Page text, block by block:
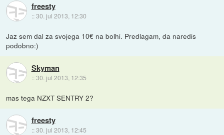
freesty
::30. jul 2013, 12:30
Jaz sem dal za svojega 10€ na bolhi. Predlagam, da naredis
podobno:)
Skyman
::30. jul 2013, 12:35
mas tega NZXT SENTRY 2?
freesty
::30. jul 2013, 12:45